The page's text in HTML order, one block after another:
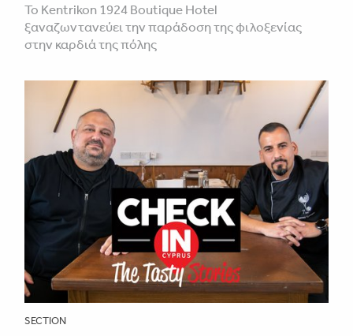
Το Kentrikon 1924 Boutique Hotel
ξαναζωντανεύει την παράδοση της φιλοξενίας
στην καρδιά της πόλης
SECTION